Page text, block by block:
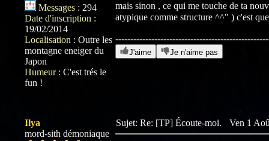
Messages : 294
Date d'inscription :
19/02/2014
Localisation : Outre les
montagne eneiger du
Japon
Humeur: C'est trés le
fun !
mais sinon , ce qui me touche de ta
atypique comme structure ^^" ) c'est
J'aime Je n'aime pas
Ilya
mord-sith démoniaque
Sujet: Re: [TP] Écoute-moi. Ven 1